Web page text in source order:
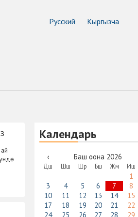
Русский Кыргызча
Календарь
‹ Баш оона 2026
Дш Шш Шр Бш Жм Иш
1
3
4 5 6 7 8
10
11 12 13 14 15
17
18 19 20 21 22
24
25 26 27 28 29